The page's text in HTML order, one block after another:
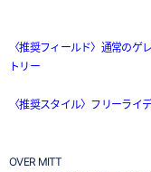
〈推奨フィールド〉通常のゲ
トリー
〈推奨スタイル〉フリーライ
OVER MITT